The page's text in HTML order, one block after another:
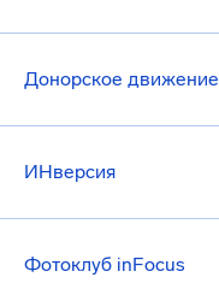
Донорское движение
ИНверсия
Фотоклуб inFocus